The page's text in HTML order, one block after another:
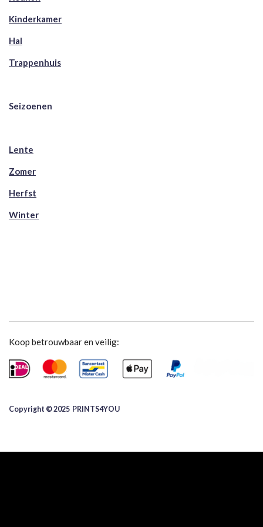
Kinderkamer
Hal
Trappenhuis
Seizoenen
Lente
Zomer
Herfst
Winter
Koop betrouwbaar en veilig:
Copyright © 2025 ​PRINTS4YOU